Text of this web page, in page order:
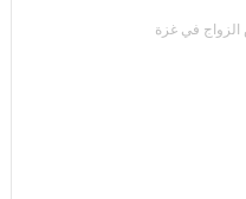
في غزة